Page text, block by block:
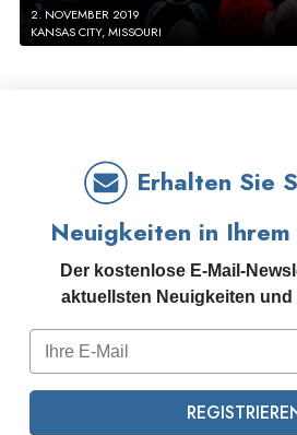
2. NOVEMBER 2019
KANSAS CITY, MISSOURI
Erhalten Sie
Neuigkeiten in
Der kostenlose E-Mail-
aktuellsten Neuigkeiten